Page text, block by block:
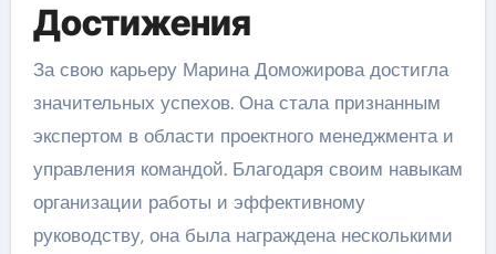
Достижения
За свою карьеру Марина Доможирова достигла
значительных успехов. Она стала признанным
экспертом в области проектного менеджмента и
управления командой. Благодаря своим навыкам
организации работы и эффективному
руководству, она была награждена несколькими